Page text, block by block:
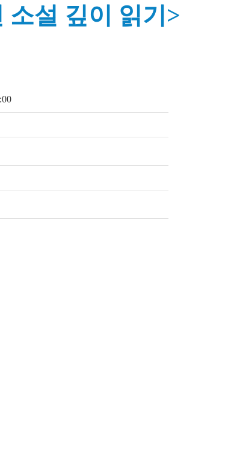
소설 깊이 읽기>